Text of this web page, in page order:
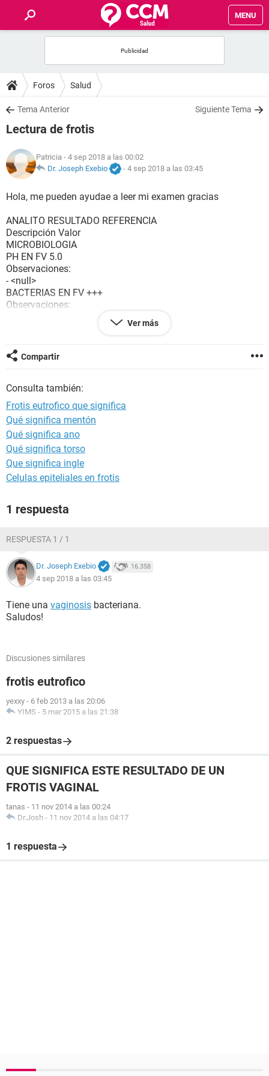
MENU
FOROS
SALUD
NUTRICIÓN
BIENESTAR
SEXUALIDAD
GLOSARIO
Foros Salud
Tema Anterior Siguiente Tema
Lectura de frotis
Patricia - 4 sep 2018 a las 00:02
Dr. Joseph Exebio
- 4 sep 2018 a las 03:45
Hola, me pueden ayudae a leer mi examen gracias
ANALITO RESULTADO REFERENCIA
Descripción Valor
MICROBIOLOGIA
PH EN FV 5.0
Observaciones:
- <null>
BACTERIAS EN FV +++
Observaciones:
BACILOS GV TIPO GARDNERELLA +++
- <null>
LEUCOCITOS EN FV 0-2
- <null>
CELULAS EPITELIALESEN FV 2-5
Observaciones:
- <null>
TEST DE AMINAS FV POSITIVO
Observaciones:
- <null>
Ver más
Compartir
Consulta también:
Frotis eutrofico que significa
Qué significa mentón
Qué significa ano
Qué significa torso
Que significa ingle
Celulas epiteliales en frotis
1 respuesta
RESPUESTA 1 / 1
Dr. Joseph Exebio 16.358
4 sep 2018 a las 03:45
Tiene una vaginosis bacteriana.
Saludos!
Discusiones similares
frotis eutrofico
yexxy - 6 feb 2013 a las 20:06
YIMS - 5 mar 2015 a las 21:38
2 respuestas
QUE SIGNIFICA ESTE RESULTADO DE UN
FROTIS VAGINAL
tanas - 11 nov 2014 a las 00:24
Dr.Josh - 11 nov 2014 a las 04:17
1 respuesta